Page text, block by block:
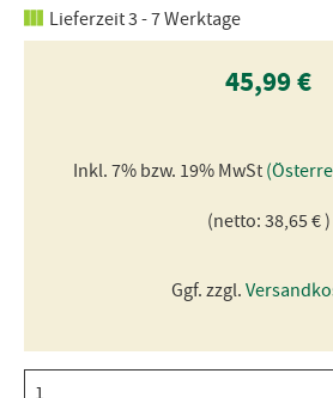
Lieferzeit 3 - 7 Werktage
45,99 €
Inkl. 7% bzw. 19% MwSt
(netto: 38,65 € )
Ggf. zzgl.